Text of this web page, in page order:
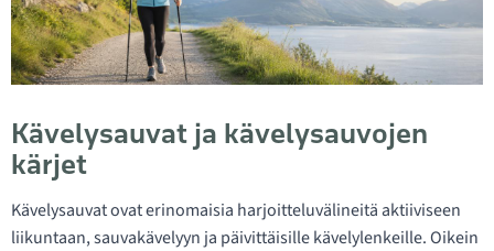
Kävelysauvat ja kävelysauvojen
kärjet
Kävelysauvat ovat erinomaisia harjoitteluvälineitä aktiiviseen
liikuntaan, sauvakävelyyn ja päivittäisille kävelylenkeille. Oikein